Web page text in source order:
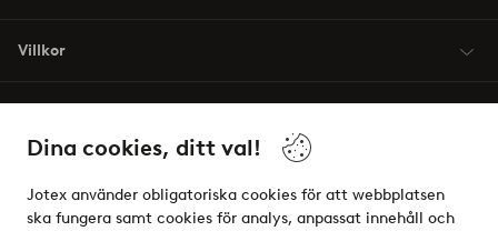
Dina cookies, ditt val!
Jotex använder obligatoriska cookies för att webbplatsen
ska fungera samt cookies för analys, anpassat innehåll och
Villkor